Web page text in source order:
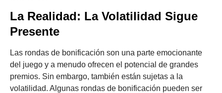
La Realidad: La Volatilidad Sigue
Presente
Las rondas de bonificación son una parte emocionante
del juego y a menudo ofrecen el potencial de grandes
premios. Sin embargo, también están sujetas a la
volatilidad. Algunas rondas de bonificación pueden ser